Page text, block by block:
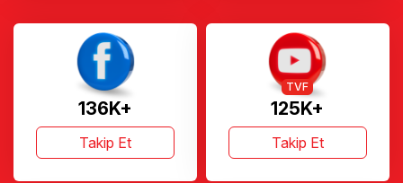
136K+
Takip Et
125K+
TVF
Takip Et